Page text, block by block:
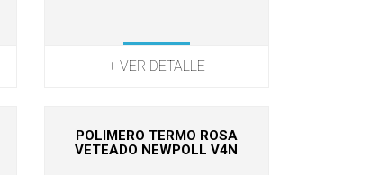
+ VER DETALLE
POLIMERO TERMO ROSA
VETEADO NEWPOLL V4N